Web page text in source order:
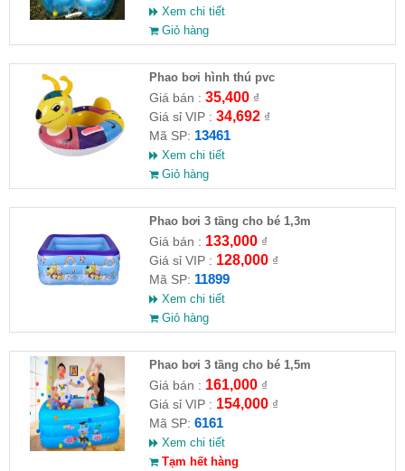
Xem chi tiết
Giỏ hàng
Phao bơi hình thú pvc
Giá bán : 35,400₫
Giá sỉ VIP : 34,692₫
Mã SP: 13461
Xem chi tiết
Giỏ hàng
Phao bơi 3 tầng cho bé 1,3m
Giá bán : 133,000₫
Giá sỉ VIP : 128,000₫
Mã SP: 11899
Xem chi tiết
Giỏ hàng
Phao bơi 3 tầng cho bé 1,5m
Giá bán : 161,000₫
Giá sỉ VIP : 154,000₫
Mã SP: 6161
Xem chi tiết
Tạm hết hàng